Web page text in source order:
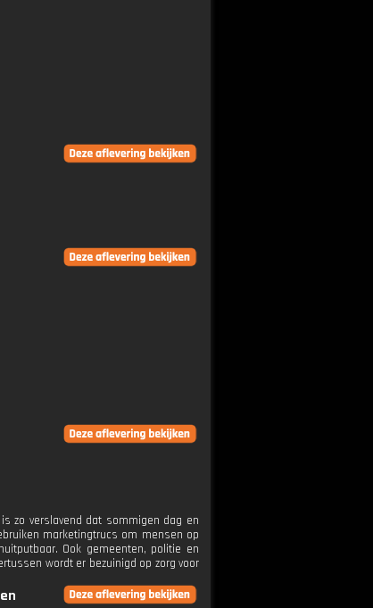
zo verslavend dat sommigen dag en
marketingtrucs om mensen op
Ook gemeenten, politie en
wordt er bezuinigd op zorg voor